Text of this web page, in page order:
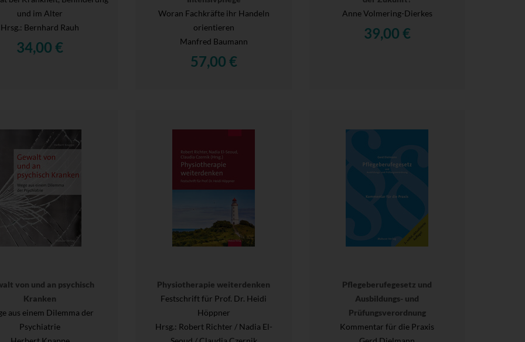
und im Alter
Hrsg.: Bernhard Rauh
34,00 €
Woran Fachkräfte ihr Handeln
orientieren
Manfred Baumann
57,00 €
Anne Volmering-Dierkes
39,00 €
von und an psychisch
Kranken
aus einem Dilemma der
Psychiatrie
Physiotherapie weiterdenken
Festschrift für Prof. Dr. Heidi
Höppner
Hrsg.: Robert Richter / Nadia El-
Pflegeberufegesetz und
Ausbildungs- und
Prüfungsverordnung
Kommentar für die Praxis